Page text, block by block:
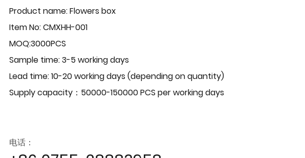
Product name: Flowers box
Item No: CMXHH-001
MOQ:3000PCS
Sample time: 3-5 working days
Lead time: 10-20 working days (depending on quantity)
Supply capacity：50000-150000 PCS per working days
电话：